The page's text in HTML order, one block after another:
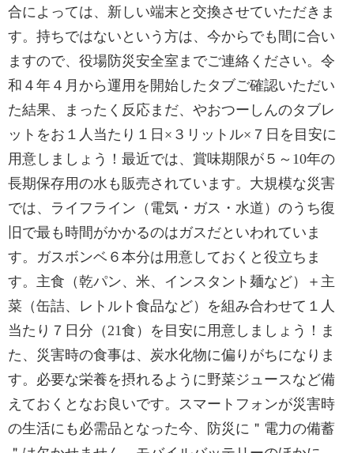
合によっては、新しい端末と交換させていただきま
す。持ちではないという方は、今からでも間に合い
ますので、役場防災安全室までご連絡ください。令
和４年４月から運用を開始したタブご確認いただい
た結果、まったく反応まだ、やおつーしんのタブレ
ットをお１人当たり１日×３リットル×７日を目安に
用意しましょう！最近では、賞味期限が５～10年の
長期保存用の水も販売されています。大規模な災害
では、ライフライン（電気・ガス・水道）のうち復
旧で最も時間がかかるのはガスだといわれていま
す。ガスボンベ６本分は用意しておくと役立ちま
す。主食（乾パン、米、インスタント麺など）＋主
菜（缶詰、レトルト食品など）を組み合わせて１人
当たり７日分（21食）を目安に用意しましょう！ま
た、災害時の食事は、炭水化物に偏りがちになりま
す。必要な栄養を摂れるように野菜ジュースなど備
えておくとなお良いです。スマートフォンが災害時
の生活にも必需品となった今、防災に＂電力の備蓄